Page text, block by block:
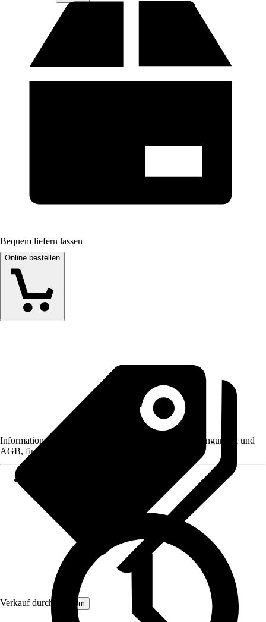
Bequem liefern lassen
Online bestellen
Verkauf durch: Aosom
Informationen des Verkäufers, wie z. B. Rückgabebedingungen und
AGB, finden Sie bei Klick auf den Verkäufernamen.